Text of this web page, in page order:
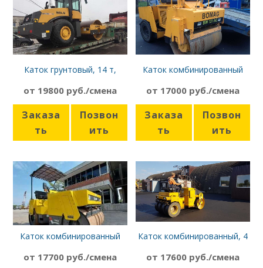
Каток грунтовый, 14 т,
от 19800 руб./смена
Заказа
ть
Позвон
ить
Каток комбинированный
от 17000 руб./смена
Заказа
ть
Позвон
ить
Каток комбинированный
от 17700 руб./смена
Каток комбинированный, 4
от 17600 руб./смена